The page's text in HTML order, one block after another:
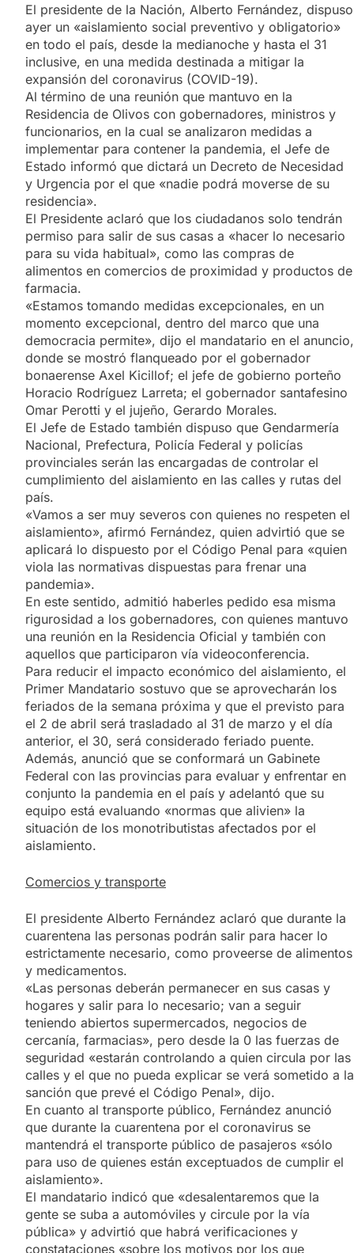
El presidente de la Nación, Alberto Fernández, dispuso
ayer un «aislamiento social preventivo y obligatorio»
en todo el país, desde la medianoche y hasta el 31
inclusive, en una medida destinada a mitigar la
expansión del coronavirus (COVID-19).
Al término de una reunión que mantuvo en la
Residencia de Olivos con gobernadores, ministros y
funcionarios, en la cual se analizaron medidas a
implementar para contener la pandemia, el Jefe de
Estado informó que dictará un Decreto de Necesidad
y Urgencia por el que «nadie podrá moverse de su
residencia».
El Presidente aclaró que los ciudadanos solo tendrán
permiso para salir de sus casas a «hacer lo necesario
para su vida habitual», como las compras de
alimentos en comercios de proximidad y productos de
farmacia.
«Estamos tomando medidas excepcionales, en un
momento excepcional, dentro del marco que una
democracia permite», dijo el mandatario en el anuncio,
donde se mostró flanqueado por el gobernador
bonaerense Axel Kicillof; el jefe de gobierno porteño
Horacio Rodríguez Larreta; el gobernador santafesino
Omar Perotti y el jujeño, Gerardo Morales.
El Jefe de Estado también dispuso que Gendarmería
Nacional, Prefectura, Policía Federal y policías
provinciales serán las encargadas de controlar el
cumplimiento del aislamiento en las calles y rutas del
país.
«Vamos a ser muy severos con quienes no respeten el
aislamiento», afirmó Fernández, quien advirtió que se
aplicará lo dispuesto por el Código Penal para «quien
viola las normativas dispuestas para frenar una
pandemia».
En este sentido, admitió haberles pedido esa misma
rigurosidad a los gobernadores, con quienes mantuvo
una reunión en la Residencia Oficial y también con
aquellos que participaron vía videoconferencia.
Para reducir el impacto económico del aislamiento, el
Primer Mandatario sostuvo que se aprovecharán los
feriados de la semana próxima y que el previsto para
el 2 de abril será trasladado al 31 de marzo y el día
anterior, el 30, será considerado feriado puente.
Además, anunció que se conformará un Gabinete
Federal con las provincias para evaluar y enfrentar en
conjunto la pandemia en el país y adelantó que su
equipo está evaluando «normas que alivien» la
situación de los monotributistas afectados por el
aislamiento.
Comercios y transporte
El presidente Alberto Fernández aclaró que durante la
cuarentena las personas podrán salir para hacer lo
estrictamente necesario, como proveerse de alimentos
y medicamentos.
«Las personas deberán permanecer en sus casas y
hogares y salir para lo necesario; van a seguir
teniendo abiertos supermercados, negocios de
cercanía, farmacias», pero desde la 0 las fuerzas de
seguridad «estarán controlando a quien circula por las
calles y el que no pueda explicar se verá sometido a la
sanción que prevé el Código Penal», dijo.
En cuanto al transporte público, Fernández anunció
que durante la cuarentena por el coronavirus se
mantendrá el transporte público de pasajeros «sólo
para uso de quienes están exceptuados de cumplir el
aislamiento».
El mandatario indicó que «desalentaremos que la
gente se suba a automóviles y circule por la vía
pública» y advirtió que habrá verificaciones y
constataciones «sobre los motivos por los que